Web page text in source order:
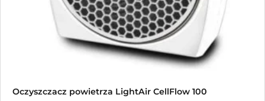
Oczyszczacz powietrza LightAir CellFlow 100